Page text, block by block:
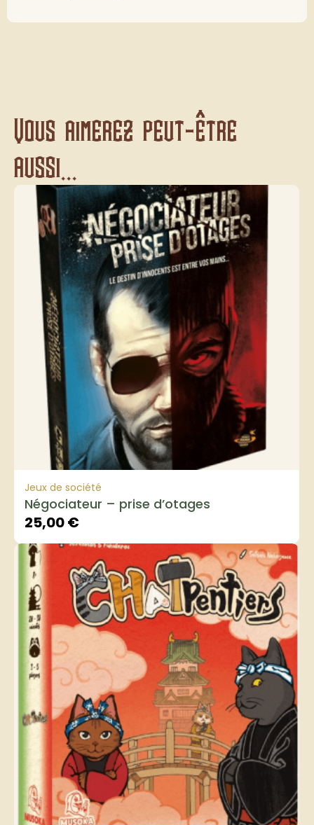
Vous aimerez peut-être
aussi...
Jeux de société
Négociateur – prise d’otages
25,00€